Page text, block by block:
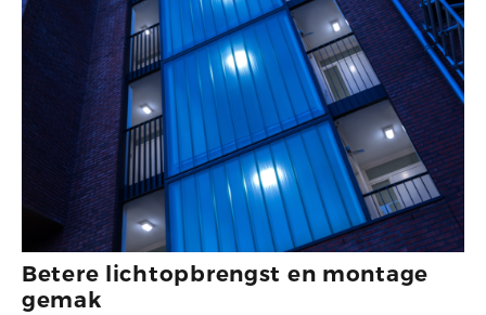
Betere lichtopbrengst en montage
gemak